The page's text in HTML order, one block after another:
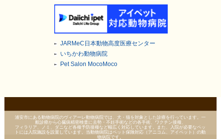
JARMeC日本動物高度医療センター
いちかわ動物病院
Pet Salon MocoMoco
浦安市にある動物病院のヴィアーレ動物病院では、犬・猫を対象とした診療を行っています。一
般診療から心臓病精密検査に去勢・不妊手術などの各手術、ワクチン接種、
フィラリア、ノミ、ダニなど各種予防接種など幅広く対応しています。また、入院が必要なペッ
トには入院施設を設置しています。当動物病院はペット保険対応（アニコム、アイペット）の動
物病院です。